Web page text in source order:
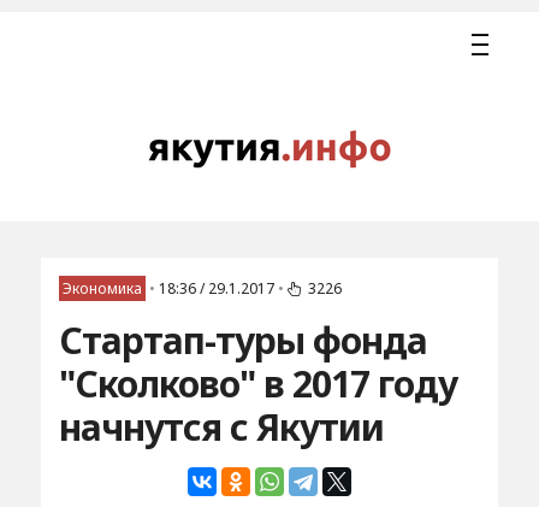
Экономика • 18:36 / 29.1.2017 • 3226
Стартап-туры фонда
"Сколково" в 2017 году
начнутся с Якутии